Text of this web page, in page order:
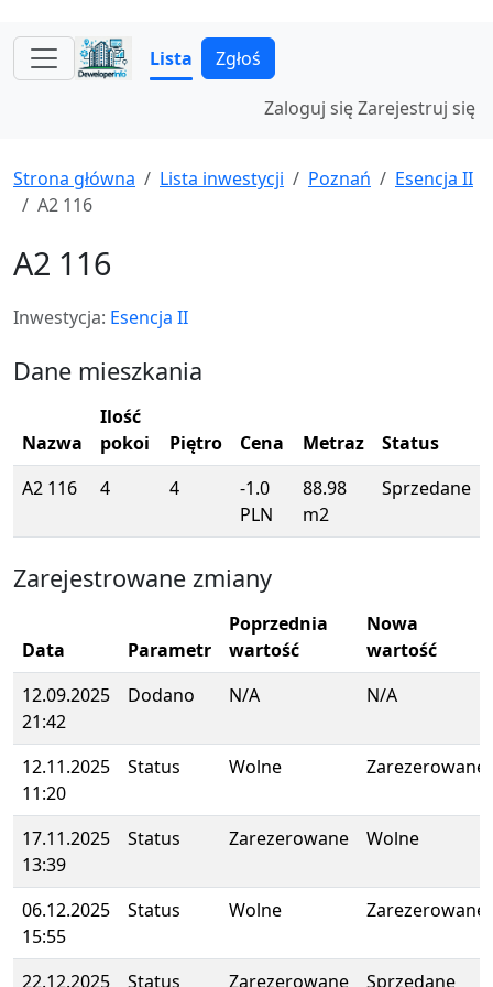
Lista Zgłoś
Zaloguj sięZarejestruj się
Strona główna Lista inwestycji Poznań
Esencja II
A2 116
A2 116
Inwestycja: Esencja II
Dane mieszkania
Nazwa
Ilość
pokoi
Piętro Cena Metraz
Status
A2 116
4 4
-1.0
PLN
88.98
m2
Sprzedane
Zarejestrowane zmiany
Data Parametr
Poprzednia
wartość
Nowa
wartość
12.09.2025
21:42
Dodano N/A N/A
12.11.2025
11:20
Status Wolne Zarezerowane
17.11.2025
13:39
Status Zarezerowane Wolne
06.12.2025
15:55
Status Wolne Zarezerowane
22.12.2025 Status Zarezerowane Sprzedane